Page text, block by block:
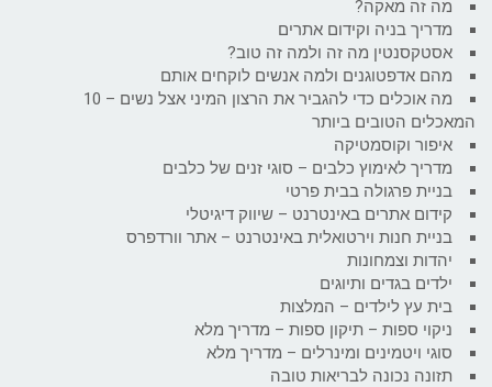
מה זה מאקה?
מדריך בניה וקידום אתרים
אסטקסנטין מה זה ולמה זה טוב?
מהם אדפטוגנים ולמה אנשים לוקחים אותם
מה אוכלים כדי להגביר את הרצון המיני אצל נשים – 10
המאכלים הטובים ביותר
איפור וקוסמטיקה
מדריך לאימוץ כלבים – סוגי זנים של כלבים
בניית פרגולה בבית פרטי
קידום אתרים באינטרנט – שיווק דיגיטלי
בניית חנות וירטואלית באינטרנט – אתר וורדפרס
יהדות וצמחונות
ילדים בגדים ותיוגים
בית עץ לילדים – המלצות
ניקוי ספות – תיקון ספות – מדריך מלא
סוגי ויטמינים ומינרלים – מדריך מלא
תזונה נכונה לבריאות טובה